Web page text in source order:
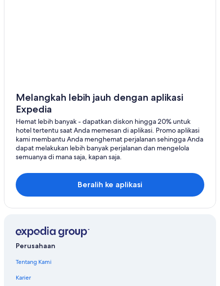
Melangkah lebih jauh dengan aplikasi
Expedia
Hemat lebih banyak - dapatkan diskon hingga 20% untuk
hotel tertentu saat Anda memesan di aplikasi. Promo aplikasi
kami membantu Anda menghemat perjalanan sehingga Anda
dapat melakukan lebih banyak perjalanan dan mengelola
semuanya di mana saja, kapan saja.
Beralih ke aplikasi
Perusahaan
Tentang Kami
Karier